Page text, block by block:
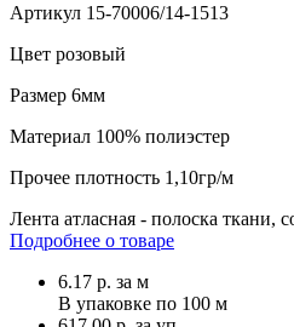
Артикул 15-70006/14-1513
Цвет розовый
Размер 6мм
Материал 100% полиэстер
Прочее плотность 1,10гр/м
Лента атласная - полоска ткани,
Подробнее о товаре
6.17 р. за м
В упаковке по 100 м